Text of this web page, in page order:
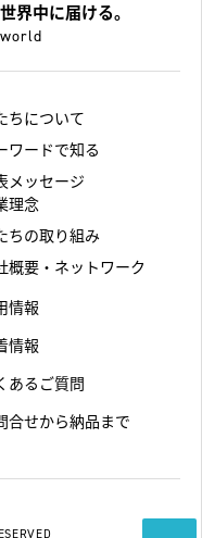
界中に届ける。
ちについて
ワードで知る
メッセージ
理念
ちの取り組み
概要・ネットワーク
情報
情報
あるご質問
合せから納品まで